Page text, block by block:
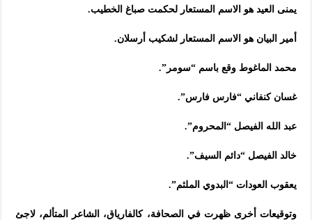
يمنى العيد هو الاسم المستعار لحكمت صباغ الخطيب.
أمير البيان هو الاسم المستعار لشكيب أرسلان.
محمد الماغوط وقع باسم “سومر”.
غسان كنفاني “فارس فارس”.
عبد الله الفيصل “المحروم”.
خالد الفيصل “دائم السيف”.
يعقوب العودات “البدوي الملثم”.
وتوقيعات أخرى ظهرت في الصحافة، كالفارياق، الشاعر المتألم، لاجئ